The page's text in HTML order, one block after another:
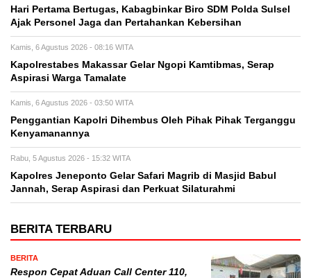
Hari Pertama Bertugas, Kabagbinkar Biro SDM Polda Sulsel
Ajak Personel Jaga dan Pertahankan Kebersihan
Kamis, 6 Agustus 2026 - 08:16 WITA
Kapolrestabes Makassar Gelar Ngopi Kamtibmas, Serap
Aspirasi Warga Tamalate
Kamis, 6 Agustus 2026 - 03:50 WITA
Penggantian Kapolri Dihembus Oleh Pihak Pihak Terganggu
Kenyamanannya
Rabu, 5 Agustus 2026 - 15:32 WITA
Kapolres Jeneponto Gelar Safari Magrib di Masjid Babul
Jannah, Serap Aspirasi dan Perkuat Silaturahmi
BERITA TERBARU
BERITA
Respon Cepat Aduan Call Center 110,